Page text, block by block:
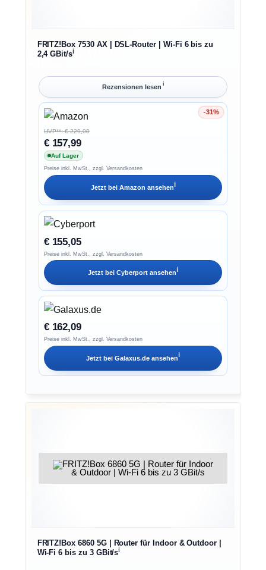
FRITZ!Box 7530 AX | DSL-Router | Wi-Fi 6 bis zu
2,4 GBit/sℹ︎
Rezensionen lesen ℹ︎
-31%
Ersparnis 31%
UVP**: € 229,00
€ 157,99
Auf Lager
Preise inkl. MwSt., zzgl. Versandkosten
Jetzt bei Amazon ansehenℹ︎
€ 155,05
Preise inkl. MwSt., zzgl. Versandkosten
Jetzt bei Cyberport ansehenℹ︎
€ 162,09
Preise inkl. MwSt., zzgl. Versandkosten
Jetzt bei Galaxus.de ansehenℹ︎
FRITZ!Box 6860 5G | Router für Indoor & Outdoor |
Wi-Fi 6 bis zu 3 GBit/sℹ︎